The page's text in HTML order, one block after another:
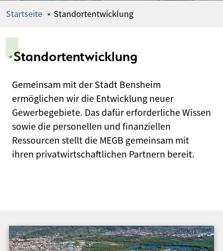
Startseite Standortentwicklung
Standortentwicklung
Gemeinsam mit der Stadt Bensheim
ermöglichen wir die Entwicklung neuer
Gewerbegebiete. Das dafür erforderliche Wissen
sowie die personellen und finanziellen
Ressourcen stellt die MEGB gemeinsam mit
ihren privatwirtschaftlichen Partnern bereit.